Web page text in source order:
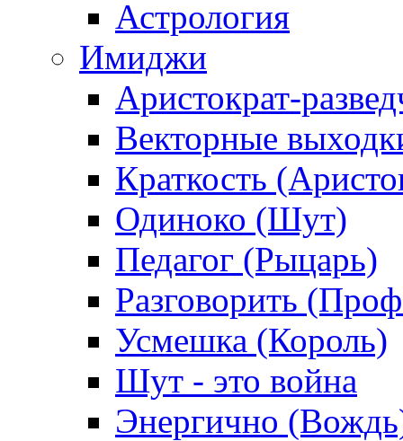
Астрология
Имиджи
Аристократ-
Векторные
Краткость
Одиноко (Шут)
Педагог (Рыцарь)
Разговорить
Усмешка (Король)
Шут - это война
Энергично